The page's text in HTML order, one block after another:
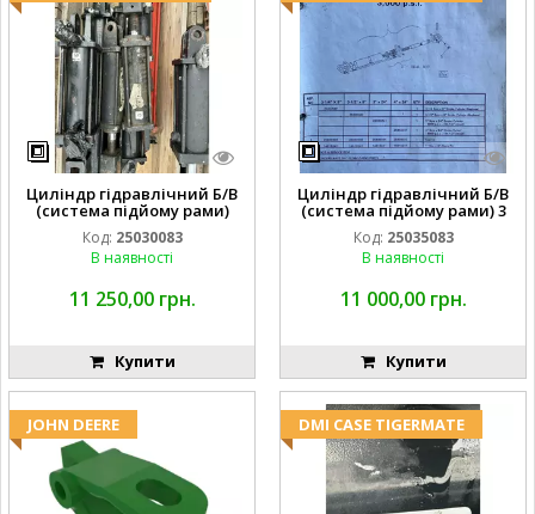
Циліндр гідравлічний Б/В
(система підйому рами)
3X8 87423768
Код: 25030083
В наявності
11 250,00 грн.
Купити
Циліндр гідравлічний Б/В
(система підйому рами) 3
1/2 84255910
Код: 25035083
В наявності
11 000,00 грн.
Купити
JOHN DEERE DMI CASE TIGERMATE